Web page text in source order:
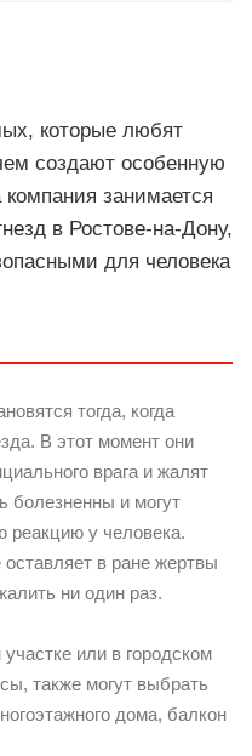
которые любят
создают особенную
занимается
в Ростове-на-Дону,
для человека
тогда, когда
В этот момент они
врага и жалят
болезненны и могут
реакцию у человека.
в ране жертвы
ни один раз.
или в городском
также могут выбрать
дома, балкон